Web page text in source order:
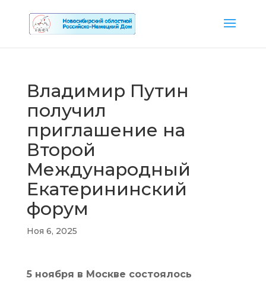
Владимир Путин
получил
приглашение на
Второй
Международный
Екатерининский
форум
Ноя 6, 2025
5 ноября в Москве состоялось